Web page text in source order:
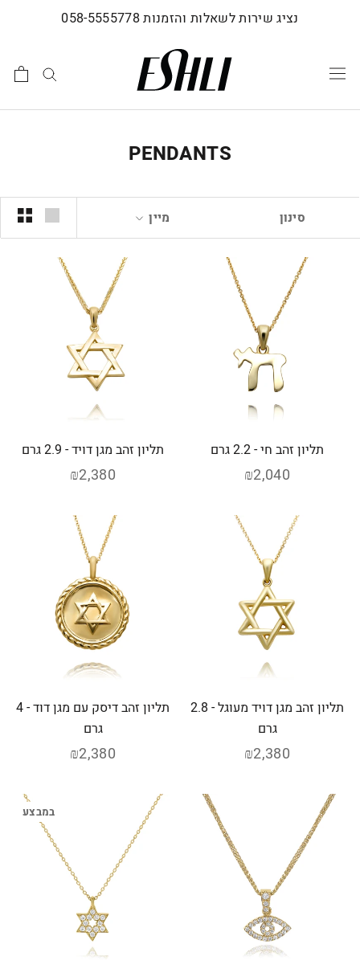
נציג שירות לשאלות והזמנות 058-5555778
PENDANTS
סינון מיין
תליון זהב חי - 2.2 גרם
₪2,040
תליון זהב מגן דויד - 2.9 גרם
₪2,380
תליון זהב מגן דויד מעוגל - 2.8
גרם
₪2,380
תליון זהב דיסק עם מגן דוד - 4
גרם
₪2,380
במבצע